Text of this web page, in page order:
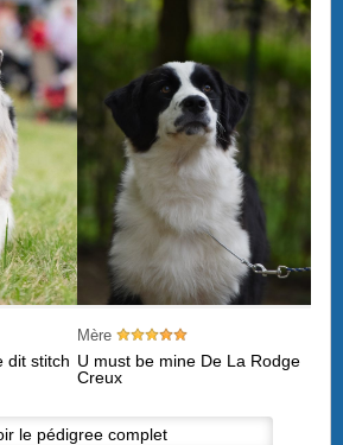
dit stitch
Mère
U must be mine De La Rodge
Creux
le pédigree complet